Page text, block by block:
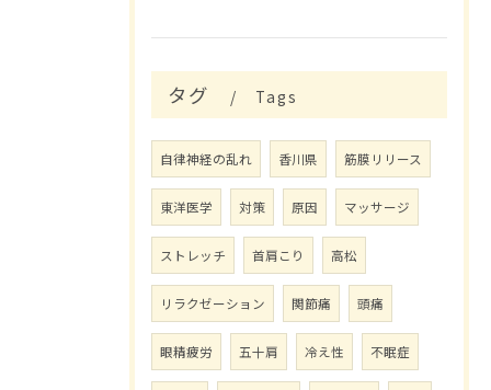
タグ Tags
自律神経の乱れ 香川県 筋膜リリース
東洋医学 対策 原因 マッサージ
ストレッチ 首肩こり 高松
リラクゼーション 関節痛 頭痛
眼精疲労 五十肩 冷え性 不眠症